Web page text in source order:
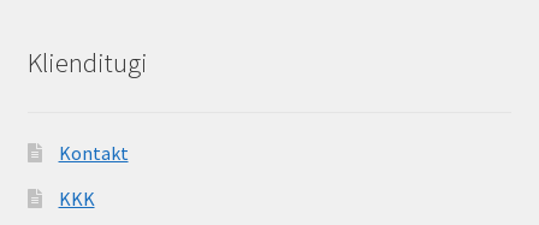
Klienditugi
Kontakt
KKK